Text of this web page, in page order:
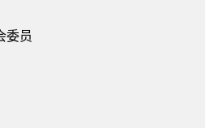
委员